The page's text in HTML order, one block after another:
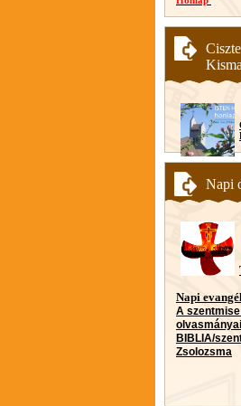
Napi
Napi
A
olvasmányai
BIBLIA/
Zsolozsma